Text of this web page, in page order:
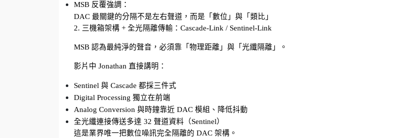
MSB 反覆強調：
DAC 最關鍵的分隔不是左右聲道，而是「數位」與「類比」
2. 三機箱架構 + 全光隔離傳輸：Cascade-Link / Sentinel-Link
MSB 認為最純淨的聲音，必須靠「物理距離」與「光纖隔離」。
影片中 Jonathan 直接講明：
Sentinel 與 Cascade 都採三件式
Digital Processing 獨立在前端
Analog Conversion 與時鐘靠近 DAC 模組、降低抖動
全光纖連接傳送多達 32 聲道資料（Sentinel）
這是業界唯一把數位噪訊完全隔離的 DAC 架構。